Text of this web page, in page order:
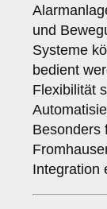
und
Systeme
bedient
Flexibilität
Besonders
Integration